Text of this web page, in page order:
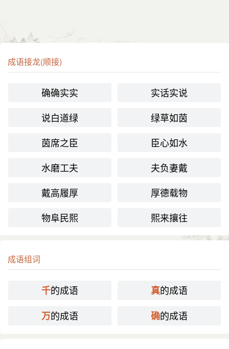
成语接龙(顺接)
确确实实
实话实说
说白道绿
绿草如茵
茵席之臣
臣心如水
水磨工夫
夫负妻戴
戴高履厚
厚德载物
物阜民熙
熙来攘往
成语组词
千的成语 真的成语
万的成语 确的成语